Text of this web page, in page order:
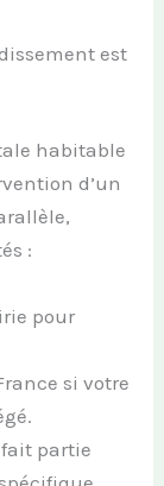
est
habitable
d’un
:
pour
si votre
partie